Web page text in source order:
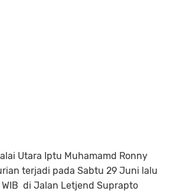
Utara Iptu Muhamamd Ronny
terjadi pada Sabtu 29 Juni lalu
di Jalan Letjend Suprapto